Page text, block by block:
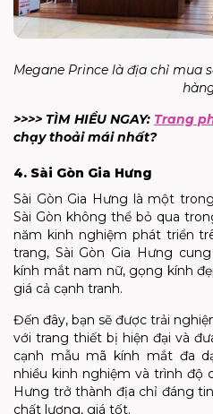
Megane Prince là địa chỉ mua
>>>> TÌM HIỂU NGAY: Trang
chạy thoải mái nhất?
4. Sài Gòn Gia Hưng
Sài Gòn Gia Hưng là một
Sài Gòn không thể bỏ qua
năm kinh nghiệm phát triển
trang, Sài Gòn Gia Hưng
kính mắt nam nữ, gọng kính
giá cả cạnh tranh.
Đến đây, bạn sẽ được trải
với trang thiết bị hiện đại và
cạnh mẫu mã kính mắt đa
nhiều kinh nghiệm và trình độ
Hưng trở thành địa chỉ đáng
chất lượng, giá tốt.